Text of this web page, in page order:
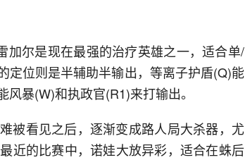
加尔是现在最强的治疗英雄之一，适合单/
定位则是半辅助半输出，等离子护盾(Q)能
暴(W)和执政官(R1)来打输出。
被看见之后，逐渐变成路人局大杀器，尤
近的比赛中，诺娃大放异彩，适合在蛛后